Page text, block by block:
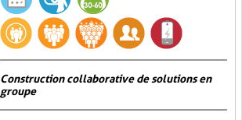
Construction collaborative de solutions en
groupe